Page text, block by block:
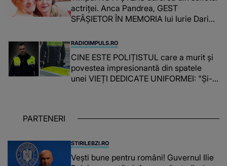
actriței. Anca Pandrea, GEST
SFÂȘIETOR ÎN MEMORIA lui Iurie Darie:
timpul parcă..."
RADIOIMPULS.RO
CINE ESTE POLIȚISTUL care a murit și
povestea impresionantă din spatele
unei VIEȚI DEDICATE UNIFORMEI: "Și-a
PARTENERI
STIRILEBZI.RO
Vești bune pentru români! Guvernul Ilie